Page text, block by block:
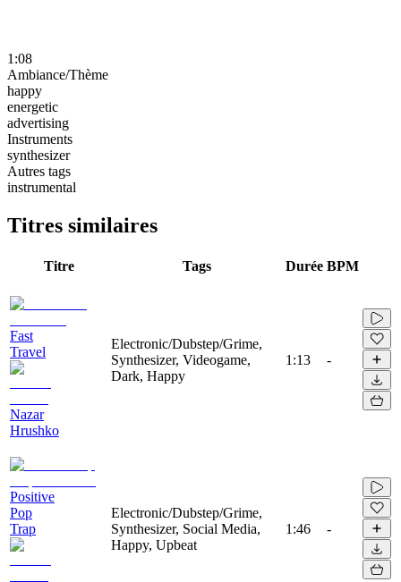
1:08
Ambiance/Thème
happy
energetic
advertising
Instruments
synthesizer
Autres tags
instrumental
Titres similaires
Titre Tags Durée BPM
Fast
Travel
Nazar
Hrushko
Electronic/Dubstep/Grime,
Synthesizer, Videogame,
Dark, Happy
1:13 -
Positive
Pop
Trap
Electronic/Dubstep/Grime,
Synthesizer, Social Media,
Happy, Upbeat
1:46 -